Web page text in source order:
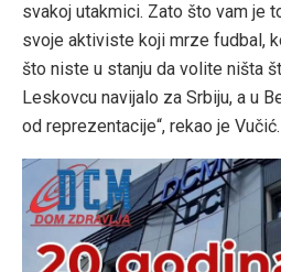
svakoj utakmici. Zato što vam je
svoje aktiviste koji mrze fudbal,
što niste u stanju da volite ništa
Leskovcu navijalo za Srbiju, a u
od reprezentacije“, rekao je Vučić.